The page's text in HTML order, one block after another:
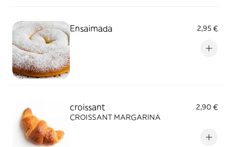
Ensaimada 2,95 €
croissant
2,90 €
CROISSANT MARGARINA